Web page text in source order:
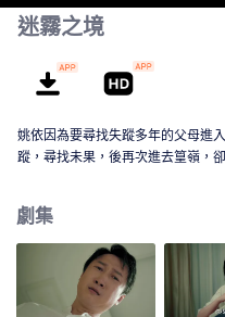
迷霧之境
姚依因為要尋找失蹤多年的父母進
蹤，尋找未果，後再次進去篁嶺，
劇集